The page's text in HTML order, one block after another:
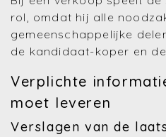
rol, omdat hij alle
gemeenschappelijke
de kandidaat-koper en
Verplichte
moet leveren
Verslagen van de